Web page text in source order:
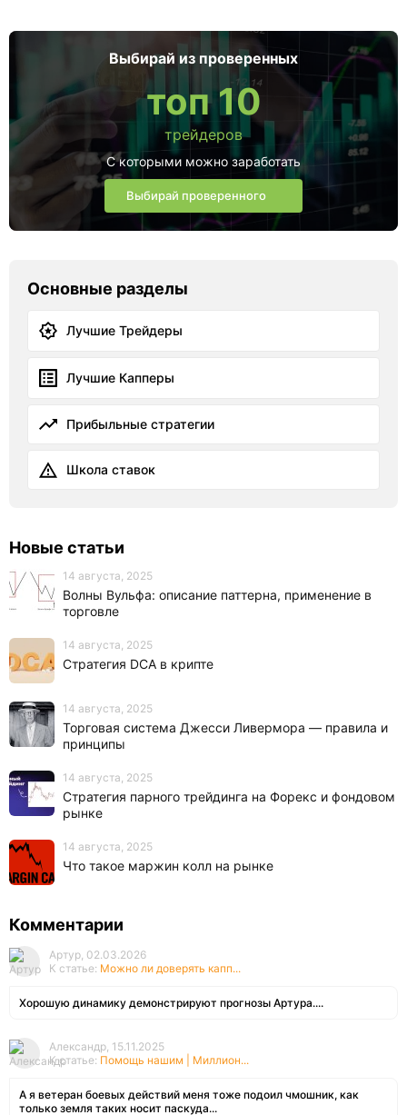
Выбирай из проверенных
топ 10
трейдеров
С которыми можно заработать
Выбирай проверенного
Основные разделы
Лучшие Трейдеры
Лучшие Капперы
Прибыльные стратегии
Школа ставок
Новые статьи
14 августа, 2025
Волны Вульфа: описание паттерна, применение в
торговле
14 августа, 2025
Стратегия DCA в крипте
14 августа, 2025
Торговая система Джесси Ливермора — правила и
принципы
14 августа, 2025
Стратегия парного трейдинга на Форекс и фондовом
рынке
14 августа, 2025
Что такое маржин колл на рынке
Комментарии
Артур, 02.03.2026
К статье: Можно ли доверять капп...
Хорошую динамику демонстрируют прогнозы Артура....
Александр, 15.11.2025
К статье: Помощь нашим | Миллион...
А я ветеран боевых действий меня тоже подоил чмошник, как
только земля таких носит паскуда...